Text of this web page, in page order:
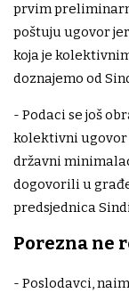
prvim
poštuju ugovor
koja je
doznajemo od
- Podaci se još
kolektivni ugovor
državni
dogovorili u
predsjednica
Porezna ne
- Poslodavci,